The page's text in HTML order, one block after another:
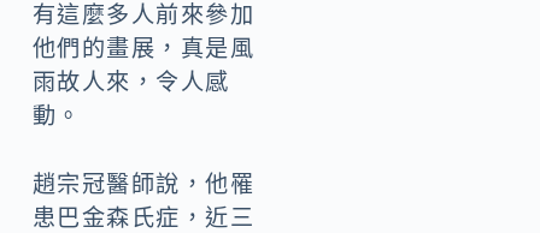
有這麼多人前來參加
他們的畫展，真是風
雨故人來，令人感
動。
趙宗冠醫師說，他罹
患巴金森氏症，近三